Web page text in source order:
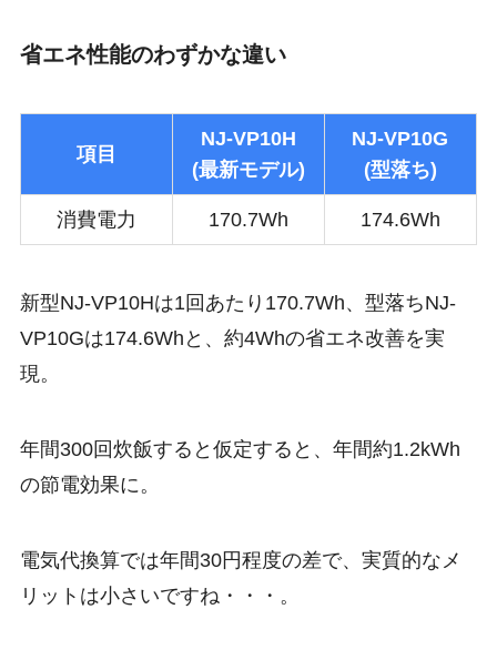
省エネ性能のわずかな違い
項目
NJ-VP10H
(最新モデル)
NJ-VP10G
(型落ち)
消費電力 170.7Wh 174.6Wh
新型NJ-VP10Hは1回あたり170.7Wh、型落ちNJ-
VP10Gは174.6Whと、約4Whの省エネ改善を実
現。
年間300回炊飯すると仮定すると、年間約1.2kWh
の節電効果に。
電気代換算では年間30円程度の差で、実質的なメ
リットは小さいですね・・・。